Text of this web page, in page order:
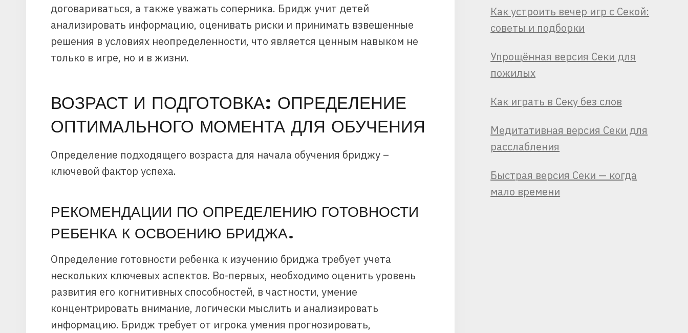
договариваться, а также уважать соперника. Бридж учит детей
анализировать информацию, оценивать риски и принимать взвешенные
решения в условиях неопределенности, что является ценным навыком не
только в игре, но и в жизни.
ВОЗРАСТ И ПОДГОТОВКА: ОПРЕДЕЛЕНИЕ
ОПТИМАЛЬНОГО МОМЕНТА ДЛЯ ОБУЧЕНИЯ
Определение подходящего возраста для начала обучения бриджу –
ключевой фактор успеха.
РЕКОМЕНДАЦИИ ПО ОПРЕДЕЛЕНИЮ ГОТОВНОСТИ
РЕБЕНКА К ОСВОЕНИЮ БРИДЖА.
Определение готовности ребенка к изучению бриджа требует учета
нескольких ключевых аспектов. Во-первых, необходимо оценить уровень
развития его когнитивных способностей, в частности, умение
концентрировать внимание, логически мыслить и анализировать
информацию. Бридж требует от игрока умения прогнозировать,
Как устроить вечер игр с Секой:
советы и подборки
Упрощённая версия Секи для
пожилых
Как играть в Секу без слов
Медитативная версия Секи для
расслабления
Быстрая версия Секи — когда
мало времени